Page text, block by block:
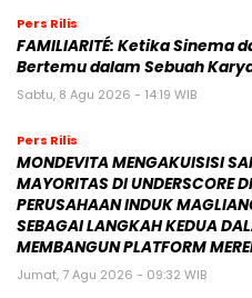
Pers Rilis
FAMILIARITÉ: Ketika Sinema
Bertemu dalam Sebuah
Sabtu, 8 Agu 2026 - 14:19 WIB
Pers Rilis
MONDEVITA MENGAKUISISI
MAYORITAS DI UNDERSCORE
PERUSAHAAN INDUK
SEBAGAI LANGKAH KEDUA
MEMBANGUN PLATFORM
Jumat, 7 Agu 2026 - 09:32 WIB